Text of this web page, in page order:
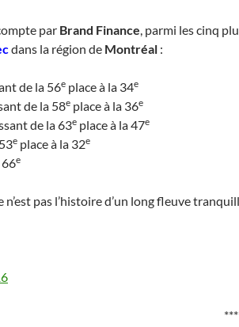
par Brand Finance , parmi les cinq
dans la région de Montréal :
de la 56e place à la 34e
de la 58e place à la 36e
de la 63e place à la 47e
e place à la 32e
66e
pas l’histoire d’un long fleuve